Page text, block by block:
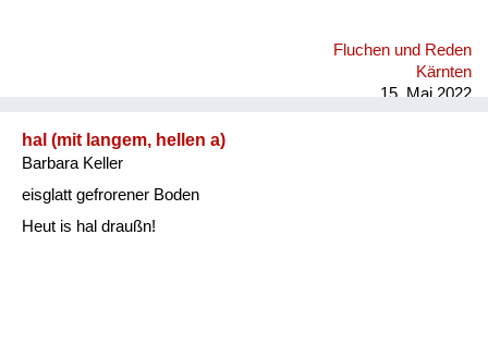
Fluchen und Reden
Kärnten
15. Mai 2022
hal (mit langem, hellen a)
Barbara Keller
eisglatt gefrorener Boden
Heut is hal draußn!